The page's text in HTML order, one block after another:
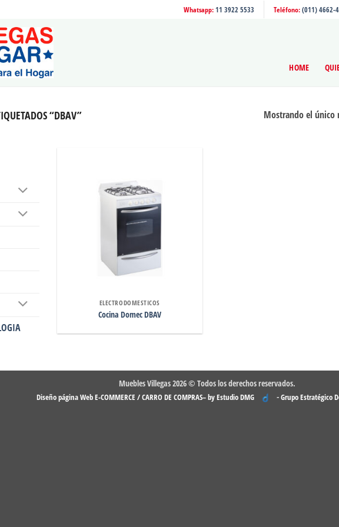
Whatsapp:11 3922 5533 Teléfono:(011) 4662-
HOME
“DBAV” Mostrando el único
ELECTRODOMESTICOS
Cocina Domec DBAV
Muebles Villegas 2026 © Todos los derechos reservados.
Diseño página Web E-COMMERCE / CARRO DE COMPRAS– by Estudio DMG -Grupo Estratégico